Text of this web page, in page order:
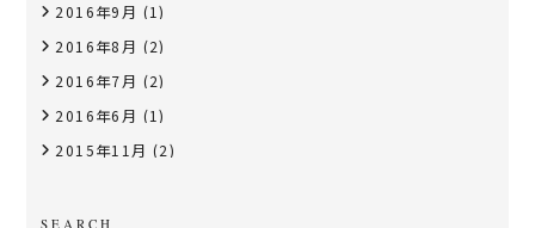
2016年9月 (1)
2016年8月 (2)
2016年7月 (2)
2016年6月 (1)
2015年11月 (2)
SEARCH